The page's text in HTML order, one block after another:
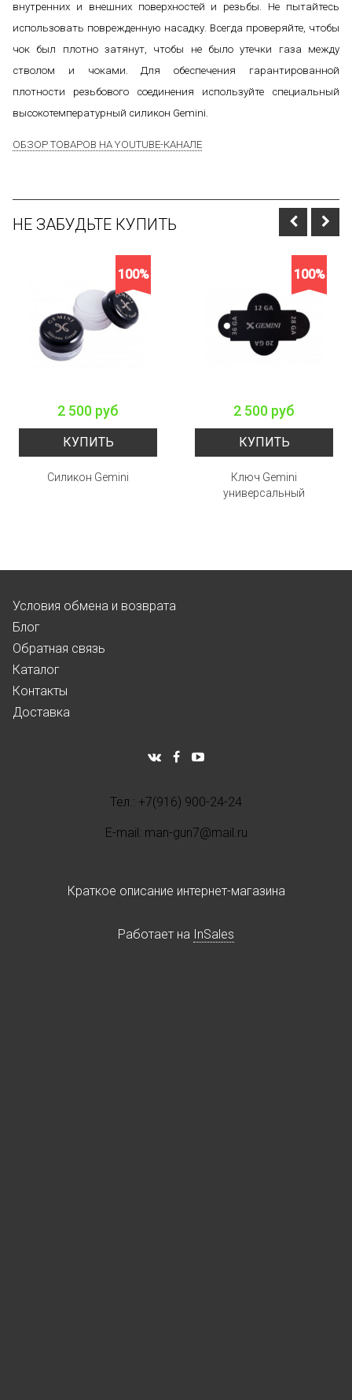
внутренних и внешних поверхностей и резьбы. Не пытайтесь
использовать поврежденную насадку. Всегда проверяйте, чтобы
чок был плотно затянут, чтобы не было утечки газа между
стволом и чоками. Для обеспечения гарантированной
плотности резьбового соединения используйте специальный
высокотемпературный силикон Gemini.
ОБЗОР ТОВАРОВ НА YOUTUBE-КАНАЛЕ
НЕ ЗАБУДЬТЕ КУПИТЬ
100%
2 500 руб
КУПИТЬ
Силикон Gemini
100%
2 500 руб
КУПИТЬ
Ключ Gemini
универсальный
Условия обмена и возврата
Блог
Обратная связь
Каталог
Контакты
Доставка
Тел.: +7(916) 900-24-24
E-mail: man-gun7@mail.ru
Краткое описание интернет-магазина
Работает на InSales